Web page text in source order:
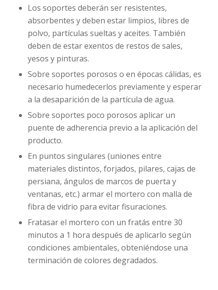
Los soportes deberán ser resistentes,
absorbentes y deben estar limpios, libres de
polvo, partículas sueltas y aceites. También
deben de estar exentos de restos de sales,
yesos y pinturas.
Sobre soportes porosos o en épocas cálidas, es
necesario humedecerlos previamente y esperar
a la desaparición de la partícula de agua.
Sobre soportes poco porosos aplicar un
puente de adherencia previo a la aplicación del
producto.
En puntos singulares (uniones entre
materiales distintos, forjados, pilares, cajas de
persiana, ángulos de marcos de puerta y
ventanas, etc.) armar el mortero con malla de
fibra de vidrio para evitar fisuraciones.
Fratasar el mortero con un fratás entre 30
minutos a 1 hora después de aplicarlo según
condiciones ambientales, obteniéndose una
terminación de colores degradados.